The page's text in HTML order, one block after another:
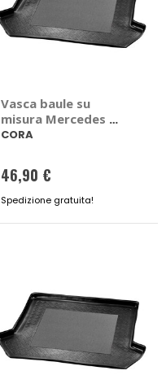
Vasca baule su
misura Mercedes C
Class W205
W205 2014 > 2021 4
porte
CORA
46,90 €
Spedizione gratuita!